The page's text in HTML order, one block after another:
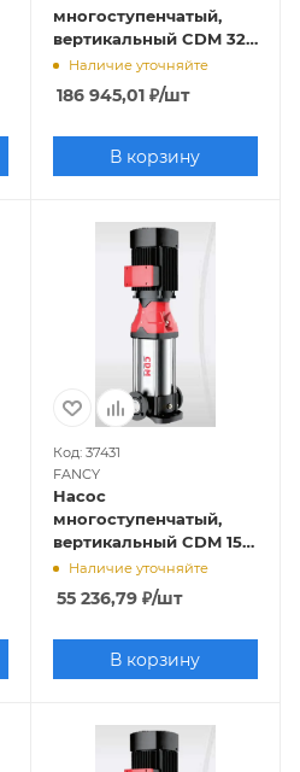
многоступенчатый,
вертикальный CDM 32-
5-2 (11кВт, 380В, 32м3/ч,
60м), FANCY
Наличие уточняйте
186 945,01₽/шт
В корзину
Код: 37431
FANCY
Насос
многоступенчатый,
вертикальный CDM 15-2
(2,2кВт, 380В, 15м3/ч,
22,5м), FANCY
Наличие уточняйте
55 236,79₽/шт
В корзину